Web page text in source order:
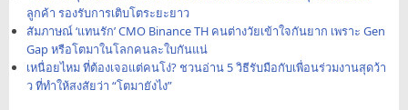
ลูกค้า รองรับการเติบโตระยะยาว
สัมภาษณ์ ‘แทนรัก’ CMO Binance TH คนต่างวัยเข้าใจกันยาก เพราะ Gen
Gap หรือโตมาในโลกคนละใบกันแน่
เหนื่อยไหม ที่ต้องเจอแต่คนโง่? ชวนอ่าน 5 วิธีรับมือกับเพื่อนร่วมงานสุดว้า
ว ที่ทำให้สงสัยว่า “โตมายังไง”